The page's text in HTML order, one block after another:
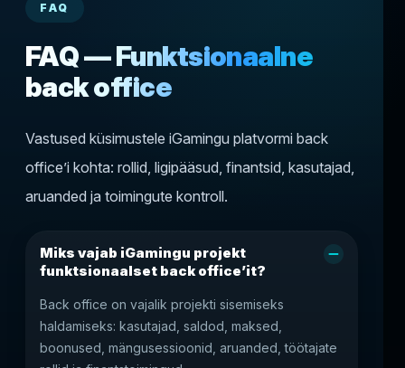
FAQ
FAQ — Funktsionaalne
back office
Vastused küsimustele iGamingu platvormi back
office’i kohta: rollid, ligipääsud, finantsid, kasutajad,
aruanded ja toimingute kontroll.
Miks vajab iGamingu projekt
funktsionaalset back office’it?
Back office on vajalik projekti sisemiseks
haldamiseks: kasutajad, saldod, maksed,
boonused, mängusessioonid, aruanded, töötajate